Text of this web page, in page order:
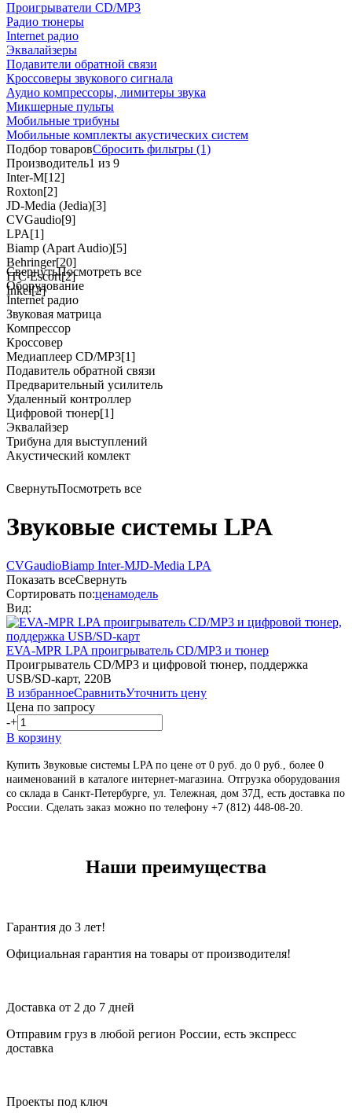
Проигрыватели CD/MP3
Радио тюнеры
Internet радио
Эквалайзеры
Подавители обратной связи
Кроссоверы звукового сигнала
Аудио компрессоры, лимитеры звука
Микшерные пульты
Мобильные трибуны
Мобильные комплекты акустических систем
Подбор товаровСбросить фильтры (1)
Производитель1 из 9
Inter-M[12]
Roxton[2]
JD-Media (Jedia)[3]
CVGaudio[9]
LPA[1]
Biamp (Apart Audio)[5]
Behringer[20]
ITC Escort[2]
Inkel[2]
СвернутьПосмотреть все
Оборудование
Internet радио
Звуковая матрица
Компрессор
Кроссовер
Медиаплеер CD/MP3[1]
Подавитель обратной связи
Предварительный усилитель
Удаленный контроллер
Цифровой тюнер[1]
Эквалайзер
Трибуна для выступлений
Акустический комлект
СвернутьПосмотреть все
Звуковые системы LPA
CVGaudioBiamp Inter-MJD-Media LPA
Показать всеСвернуть
Сортировать по:ценамодель
Вид:
EVA-MPR LPA проигрыватель CD/MP3 и тюнер
Проигрыватель CD/MP3 и цифровой тюнер, поддержка
USB/SD-карт, 220В
В избранноеСравнитьУточнить цену
Цена по запросу
-+
В корзину
Купить Звуковые системы LPA по цене от 0 руб. до 0 руб., более 0
наименований в каталоге интернет-магазина. Отгрузка оборудования
со склада в Санкт-Петербурге, ул. Тележная, дом 37Д, есть доставка по
России. Сделать заказ можно по телефону +7 (812) 448-08-20
Наши преимущества
Гарантия до 3 лет!
Официальная гарантия на товары от производителя!
Доставка от 2 до 7 дней
Отправим груз в любой регион России, есть экспресс
доставка
Проекты под ключ